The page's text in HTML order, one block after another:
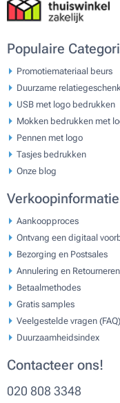
Populaire
Promotiemateriaal beurs
Duurzame
USB met logo bedrukken
Mokken bedrukken met
Pennen met logo
Tasjes bedrukken
Onze blog
Verkoopinformatie
Aankoopproces
Ontvang een digitaal
Bezorging en Postsales
Annulering en Retourneren
Betaalmethodes
Gratis samples
Veelgestelde vragen (FAQ)
Duurzaamheidsindex
Contacteer ons!
020 808 3348